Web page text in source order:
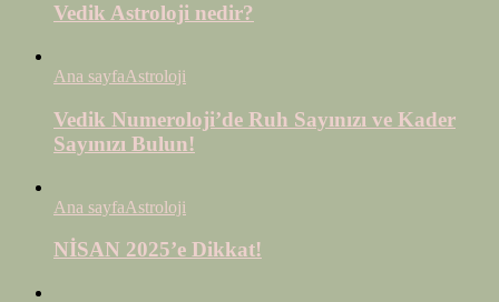
Vedik Astroloji nedir?
Ana sayfaAstroloji
Vedik Numeroloji’de Ruh Sayınızı ve Kader
Sayınızı Bulun!
Ana sayfaAstroloji
NİSAN 2025’e Dikkat!